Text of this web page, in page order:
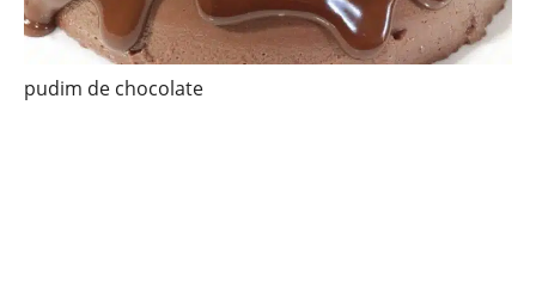
pudim de chocolate